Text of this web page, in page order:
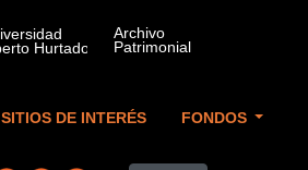
SITIOS DE INTERÉS FONDOS